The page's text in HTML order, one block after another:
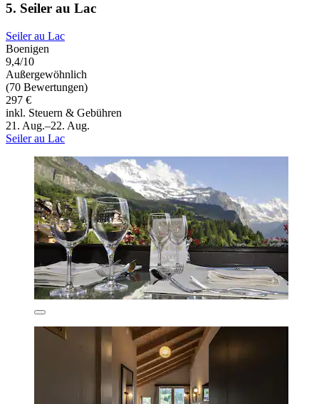
5. Seiler au Lac
Seiler au Lac
Boenigen
9,4/10
Außergewöhnlich
(70 Bewertungen)
297 €
inkl. Steuern & Gebühren
21. Aug.–22. Aug.
Seiler au Lac